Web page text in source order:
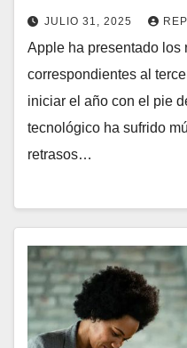
JULIO 31, 2025
Apple ha presentado los
correspondientes al
iniciar el año con el pie
tecnológico ha sufrido
retrasos…